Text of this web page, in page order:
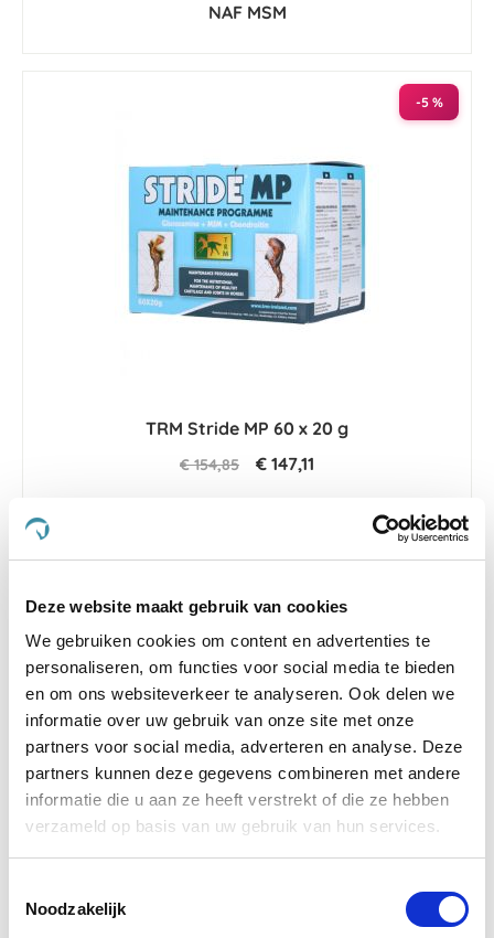
Deze website maakt gebruik van cookies
We gebruiken cookies om content en advertenties te
personaliseren, om functies voor social media te bieden
en om ons websiteverkeer te analyseren. Ook delen we
informatie over uw gebruik van onze site met onze
partners voor social media, adverteren en analyse. Deze
partners kunnen deze gegevens combineren met andere
informatie die u aan ze heeft verstrekt of die ze hebben
verzameld op basis van uw gebruik van hun services.
Noodzakelijk
NAF MSM
-5 %
TRM Stride MP 60 x 20 g
€ 154,85 € 147,11